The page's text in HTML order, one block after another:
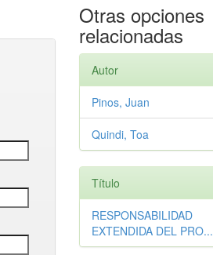
Otras opciones
relacionadas
Autor
Pinos, Juan
Quindi, Toa
Título
RESPONSABILIDAD
EXTENDIDA DEL PRO...